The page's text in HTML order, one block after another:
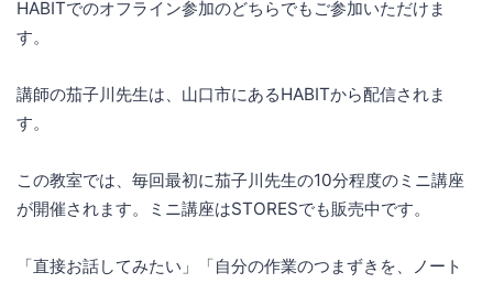
HABITでのオフライン参加のどちらでもご参加いただけま
す。
講師の茄子川先生は、山口市にあるHABITから配信されま
す。
この教室では、毎回最初に茄子川先生の10分程度のミニ講座
が開催されます。ミニ講座はSTORESでも販売中です。
「直接お話してみたい」「自分の作業のつまずきを、ノート